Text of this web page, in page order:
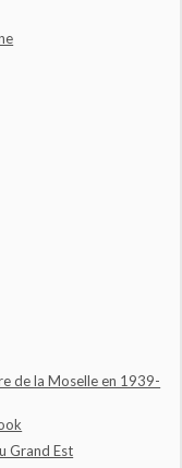
de la Moselle en 1939-
Grand Est